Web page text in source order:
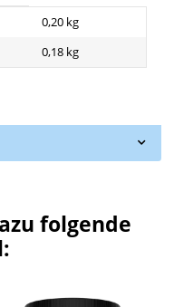
0,20 kg
0,18 kg
folgende